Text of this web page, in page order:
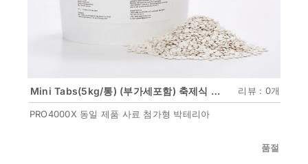
Mini Tabs(5kg/통) (부가세포함) 축제식 새우양식 전용미생물(사료첨가형) 리뷰 : 0개
PRO4000X 동일 제품 사료 첨가형 박테리아
품절